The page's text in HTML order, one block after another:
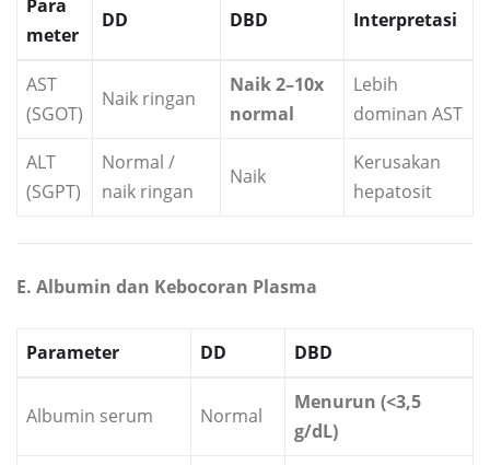
Para
meter
DD DBD Interpretasi
AST
(SGOT)
Naik ringan
Naik 2–10x
normal
Lebih
dominan AST
ALT
(SGPT)
Normal /
naik ringan
Naik
Kerusakan
hepatosit
E. Albumin dan Kebocoran Plasma
Parameter DD DBD
Albumin serum Normal
Menurun (<3,5
g/dL)